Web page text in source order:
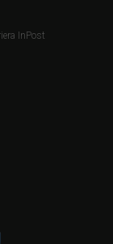
InPost